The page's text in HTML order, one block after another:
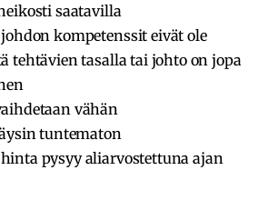
saatavilla
kompetenssit eivät ole
tehtävien tasalla tai johto on jopa
vähän
tuntematon
pysyy aliarvostettuna ajan